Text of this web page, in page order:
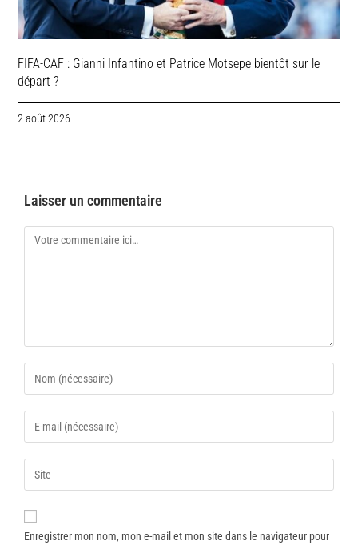
FIFA-CAF : Gianni Infantino et Patrice Motsepe bientôt sur le
départ ?
2 août 2026
Laisser un commentaire
Enregistrer mon nom, mon e-mail et mon site dans le navigateur pour